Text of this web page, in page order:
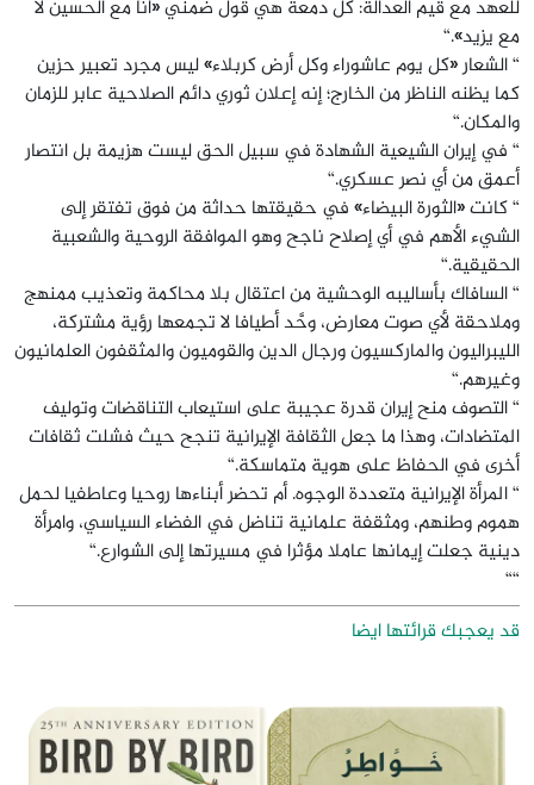
للعهد مع قيم العدالة: كل دمعة هي قول ضمني «أنا مع الحسين لا
مع يزيد».“
“ الشعار «كل يوم عاشوراء وكل أرض كربلاء» ليس مجرد تعبير حزين
كما يظنه الناظر من الخارج؛ إنه إعلان ثوري دائم الصلاحية عابر للزمان
والمكان.“
“ في إيران الشيعية الشهادة في سبيل الحق ليست هزيمة بل انتصار
أعمق من أي نصر عسكري.“
“ كانت «الثورة البيضاء» في حقيقتها حداثة من فوق تفتقر إلى
الشيء الأهم في أي إصلاح ناجح وهو الموافقة الروحية والشعبية
الحقيقية.“
“ السافاك بأساليبه الوحشية من اعتقال بلا محاكمة وتعذيب ممنهج
وملاحقة لأي صوت معارض، وحَّد أطيافا لا تجمعها رؤية مشتركة،
الليبراليون والماركسيون ورجال الدين والقوميون والمثقفون العلمانيون
وغيرهم.“
“ التصوف منح إيران قدرة عجيبة على استيعاب التناقضات وتوليف
المتضادات، وهذا ما جعل الثقافة الإيرانية تنجح حيث فشلت ثقافات
أخرى في الحفاظ على هوية متماسكة.“
“ المرأة الإيرانية متعددة الوجوه. أم تحضر أبناءها روحيا وعاطفيا لحمل
هموم وطنهم، ومثقفة علمانية تناضل في الفضاء السياسي، وامرأة
دينية جعلت إيمانها عاملا مؤثرا في مسيرتها إلى الشوارع.“
““
قد يعجبك قرائتها ايضا